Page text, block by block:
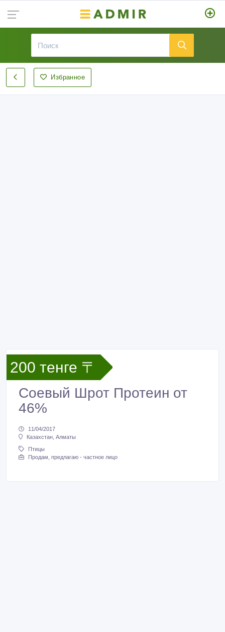
Избранное
200 тенге 〒
Соевый Шрот Протеин от
46%
11/04/2017
Казахстан, Алматы
Птицы
Продам, предлагаю - частное лицо